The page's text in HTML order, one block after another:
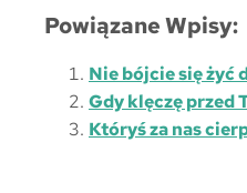
Powiązane Wpisy:
Nie bójcie się żyć
Gdy klęczę przed
Któryś za nas